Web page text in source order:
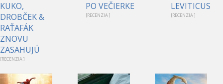
KUKO,
DROBČEK &
RAŤAFÁK
ZNOVU
ZASAHUJÚ
[RECENZIA ]
PO VEČIERKE
[RECENZIA ]
LEVITICUS
[RECENZIA ]